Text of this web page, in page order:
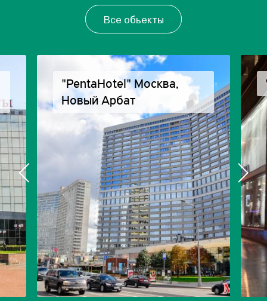
Все обьекты
"PentaHotel" Москва,
Новый Арбат